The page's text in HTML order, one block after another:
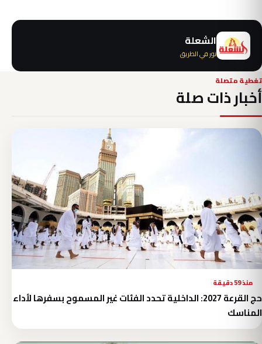
الشعلة
نور في الطريق
تغطية متصلة
أخبار ذات صلة
منذ 59 دقيقة
حج القرعة 2027: الداخلية تحدد الفئات غير المسموح بسفرها لأداء
المناسك